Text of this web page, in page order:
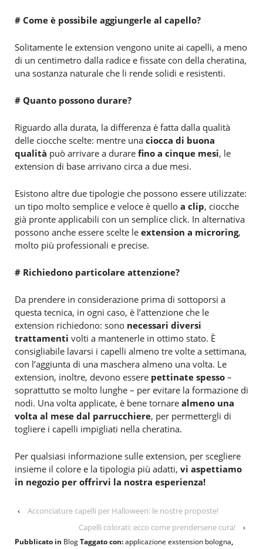
# Come è possibile aggiungerle al capello?
Solitamente le extension vengono unite ai capelli, a meno
di un centimetro dalla radice e fissate con della cheratina,
una sostanza naturale che li rende solidi e resistenti.
# Quanto possono durare?
Riguardo alla durata, la differenza è fatta dalla qualità
delle ciocche scelte: mentre una ciocca di buona
qualità può arrivare a durare fino a cinque mesi, le
extension di base arrivano circa a due mesi.
Esistono altre due tipologie che possono essere utilizzate:
un tipo molto semplice e veloce è quello a clip, ciocche
già pronte applicabili con un semplice click. In alternativa
possono anche essere scelte le extension a microring,
molto più professionali e precise.
# Richiedono particolare attenzione?
Da prendere in considerazione prima di sottoporsi a
questa tecnica, in ogni caso, è l’attenzione che le
extension richiedono: sono necessari diversi
trattamenti volti a mantenerle in ottimo stato. È
consigliabile lavarsi i capelli almeno tre volte a settimana,
con l’aggiunta di una maschera almeno una volta. Le
extension, inoltre, devono essere pettinate spesso –
soprattutto se molto lunghe – per evitare la formazione di
nodi. Una volta applicate, è bene tornare almeno una
volta al mese dal parrucchiere, per permettergli di
togliere i capelli impigliati nella cheratina.
Per qualsiasi informazione sulle extension, per scegliere
insieme il colore e la tipologia più adatti, vi aspettiamo
in negozio per offrirvi la nostra esperienza!
‹
Acconciature capelli per Halloween: le nostre proposte!
Capelli colorati: ecco come prendersene cura!
›
Pubblicato in BlogTaggato con:applicazione exstension bologna,